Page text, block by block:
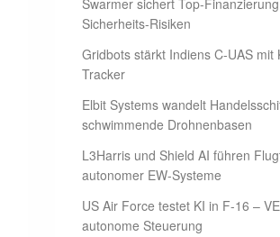
Swarmer sichert Top-
Sicherheits-Risiken
Gridbots stärkt Indiens C-UAS mit
Tracker
Elbit Systems wandelt
schwimmende Drohnenbasen
L3Harris und Shield AI führen
autonomer EW-Systeme
US Air Force testet KI in F-16 –
autonome Steuerung